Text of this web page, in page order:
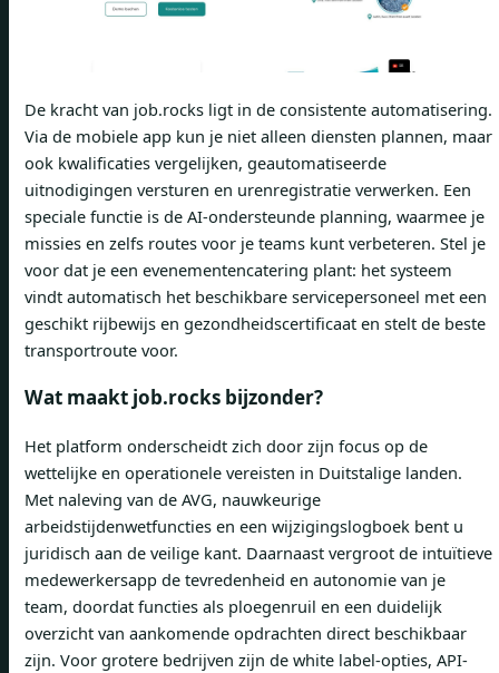
De kracht van job.rocks ligt in de consistente automatisering.
Via de mobiele app kun je niet alleen diensten plannen, maar
ook kwalificaties vergelijken, geautomatiseerde
uitnodigingen versturen en urenregistratie verwerken. Een
speciale functie is de AI-ondersteunde planning, waarmee je
missies en zelfs routes voor je teams kunt verbeteren. Stel je
voor dat je een evenementencatering plant: het systeem
vindt automatisch het beschikbare servicepersoneel met een
geschikt rijbewijs en gezondheidscertificaat en stelt de beste
transportroute voor.
Wat maakt job.rocks bijzonder?
Het platform onderscheidt zich door zijn focus op de
wettelijke en operationele vereisten in Duitstalige landen.
Met naleving van de AVG, nauwkeurige
arbeidstijdenwetfuncties en een wijzigingslogboek bent u
juridisch aan de veilige kant. Daarnaast vergroot de intuïtieve
medewerkersapp de tevredenheid en autonomie van je
team, doordat functies als ploegenruil en een duidelijk
overzicht van aankomende opdrachten direct beschikbaar
zijn. Voor grotere bedrijven zijn de white label-opties, API-